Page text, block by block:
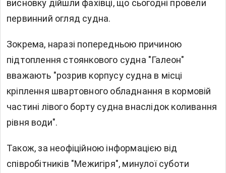
висновку дійшли фахівці, що сьогодні провели
первинний огляд судна.
Зокрема, наразі попередньою причиною
підтоплення стоянкового судна "Галеон"
вважають "розрив корпусу судна в місці
кріплення швартовного обладнання в кормовій
частині лівого борту судна внаслідок коливання
рівня води".
Також, за неофіційною інформацією від
співробітників "Межигіря", минулої суботи